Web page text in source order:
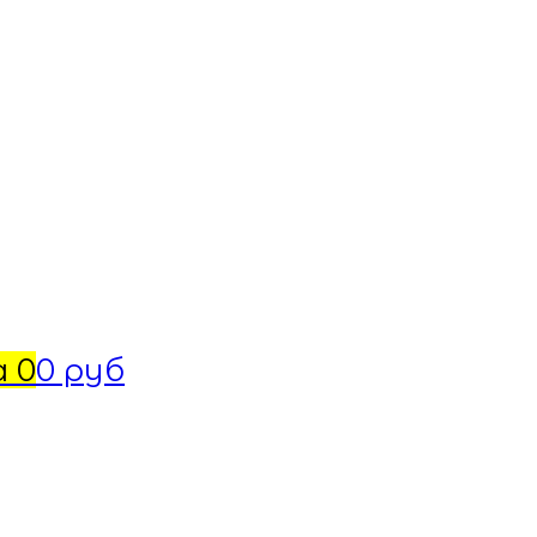
00 руб